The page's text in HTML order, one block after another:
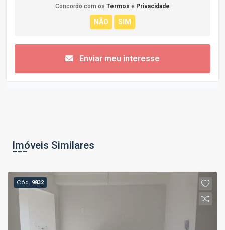
Concordo com os Termos e Privacidade
Enviar meu interesse
Imóveis Similares
Cód. 9832